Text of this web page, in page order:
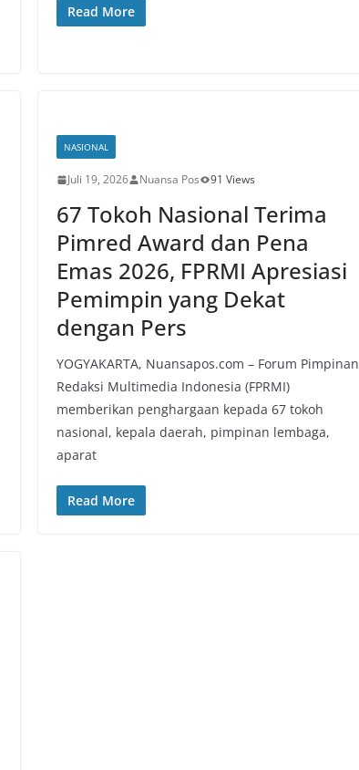
Read More
NASIONAL
Juli 19, 2026 Nuansa Pos 91 Views
67 Tokoh Nasional Terima
Pimred Award dan Pena
Emas 2026, FPRMI Apresiasi
Pemimpin yang Dekat
dengan Pers
YOGYAKARTA, Nuansapos.com – Forum Pimpinan
Redaksi Multimedia Indonesia (FPRMI)
memberikan penghargaan kepada 67 tokoh
nasional, kepala daerah, pimpinan lembaga,
aparat
Read More